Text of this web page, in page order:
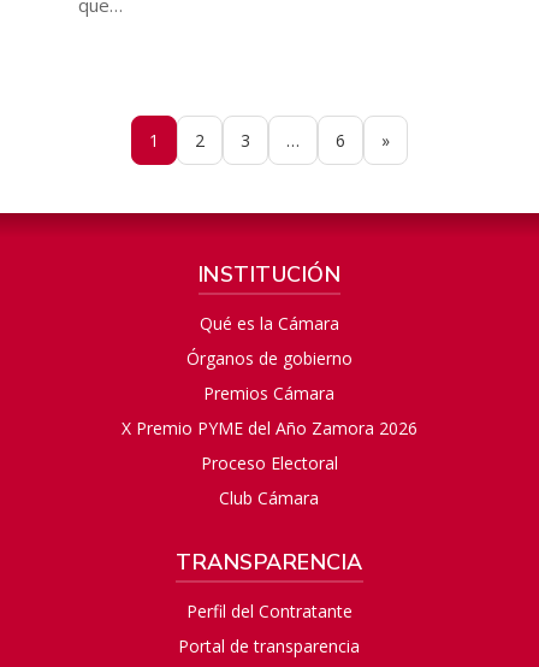
1 2 3 … 6 »
INSTITUCIÓN
Qué es la Cámara
Órganos de gobierno
Premios Cámara
X Premio PYME del Año Zamora 2026
Proceso Electoral
Club Cámara
TRANSPARENCIA
Perfil del Contratante
Portal de transparencia